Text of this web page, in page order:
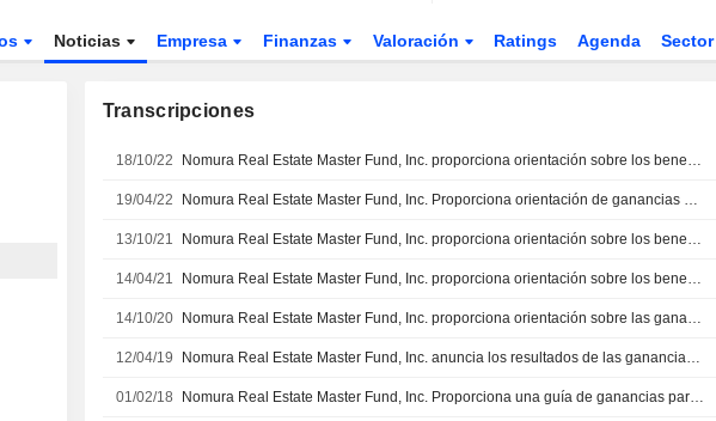
Noticias Empresa Finanzas Valoración Ratings Agenda Sector
Transcripciones
18/10/22 Nomura Real Estate Master Fund, Inc. proporciona orientación sobre los beneficios para el 15º período fiscal (del 1 de septiembre de 2022 al 28 de febrero de 2023) y el 16º período fiscal (del 1 de marzo de 2023 al 31 de agosto de 2023)
19/04/22 Nomura Real Estate Master Fund, Inc. Proporciona orientación de ganancias para los seis meses del 31 de agosto de 2022; proporciona orientación de ganancias para el año que termina el 28 de febrero de 2023
13/10/21 Nomura Real Estate Master Fund, Inc. proporciona orientación sobre los beneficios para los seis meses que terminan el 28 de febrero de 2022 y los seis meses que terminan el 31 de agosto de 2022
14/04/21 Nomura Real Estate Master Fund, Inc. proporciona orientación sobre los beneficios para el 12º período fiscal que finaliza el 31 de agosto de 2021 y el 13º período fiscal que finaliza el 28 de febrero de 2022
14/10/20 Nomura Real Estate Master Fund, Inc. proporciona orientación sobre las ganancias para los seis meses que terminan el 28 de febrero de 2021 y los seis meses que terminan el 31 de agosto de 2021
12/04/19 Nomura Real Estate Master Fund, Inc. anuncia los resultados de las ganancias para el semestre finalizado el 28 de febrero de 2019; proporciona una guía de ganancias para el período comprendido entre el 1 de marzo de 2019 y el 31 de agosto de 2019
01/02/18 Nomura Real Estate Master Fund, Inc. Proporciona una guía de ganancias para el período del 1 de marzo de 2018 al 31 de agosto de 2018 y del 1 de septiembre de 2018 al 28 de febrero de 2019